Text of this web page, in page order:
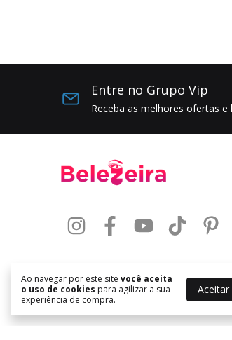
Ao navegar por este site você aceita
o uso de cookies para agilizar a sua
experiência de compra.
Entre no Grupo Vip
Receba as melhores ofertas e